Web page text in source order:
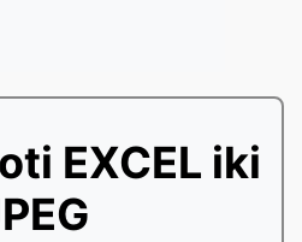
EXCEL iki